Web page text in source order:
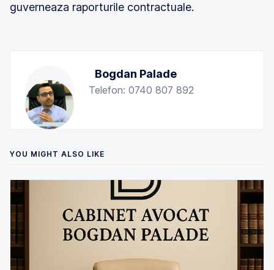
guverneaza raporturile contractuale.
Bogdan Palade
Telefon: 0740 807 892
YOU MIGHT ALSO LIKE